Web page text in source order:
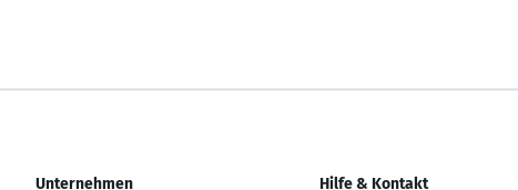
Unternehmen Hilfe & Kontakt